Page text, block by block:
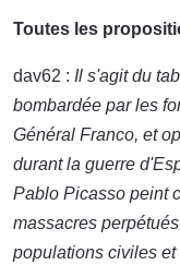
Toutes les
dav62 : Il s'agit du
bombardée par les
Général Franco, et
durant la guerre
Pablo Picasso peint
massacres
populations civiles